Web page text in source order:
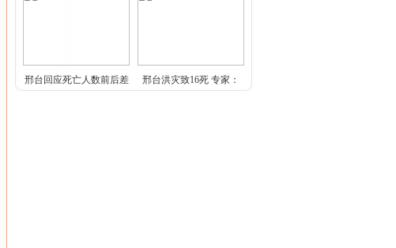
邢台回应死亡人数前后差
邢台洪灾致16死 专家：